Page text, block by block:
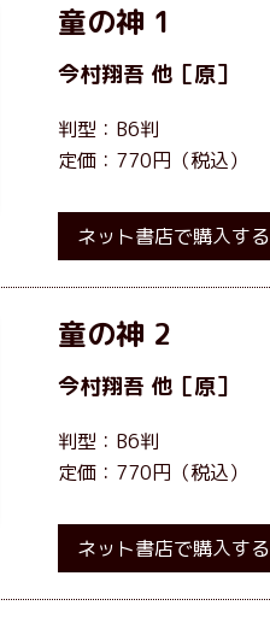
童の神 1
今村翔吾 他［原］
判型：B6判
定価：770円（税込）
ネット書店で購入する
童の神 2
今村翔吾 他［原］
判型：B6判
定価：770円（税込）
ネット書店で購入する